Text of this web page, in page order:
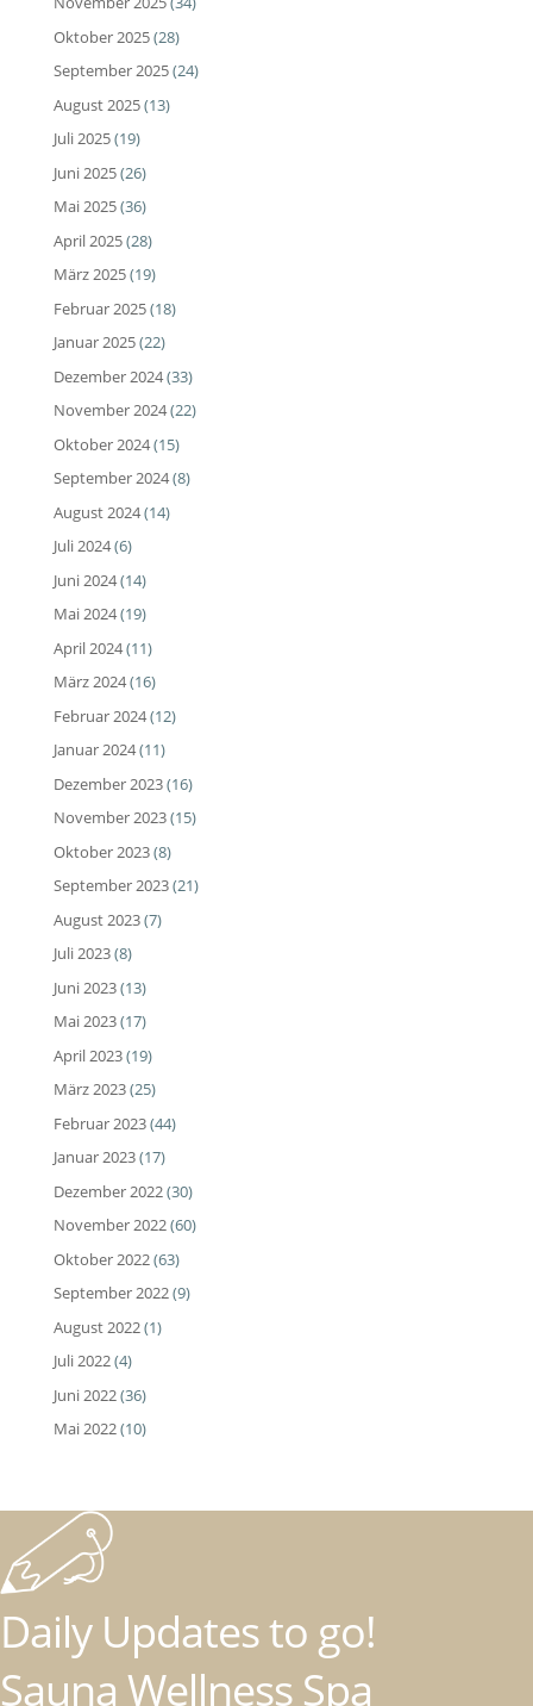
Oktober 2025(28)
September 2025(24)
August 2025(13)
Juli 2025(19)
Juni 2025(26)
Mai 2025(36)
April 2025(28)
März 2025(19)
Februar 2025(18)
Januar 2025(22)
Dezember 2024(33)
November 2024(22)
Oktober 2024(15)
September 2024(8)
August 2024(14)
Juli 2024(6)
Juni 2024(14)
Mai 2024(19)
April 2024(11)
März 2024(16)
Februar 2024(12)
Januar 2024(11)
Dezember 2023(16)
November 2023(15)
Oktober 2023(8)
September 2023(21)
August 2023(7)
Juli 2023(8)
Juni 2023(13)
Mai 2023(17)
April 2023(19)
März 2023(25)
Februar 2023(44)
Januar 2023(17)
Dezember 2022(30)
November 2022(60)
Oktober 2022(63)
September 2022(9)
August 2022(1)
Juli 2022(4)
Juni 2022(36)
Mai 2022(10)
Daily Updates to go!
Sauna Wellness Spa